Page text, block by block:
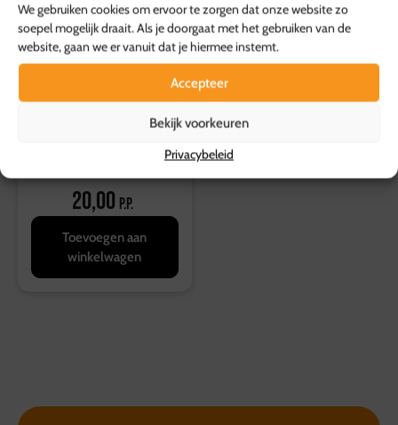
We gebruiken cookies om ervoor te zorgen dat onze website zo
soepel mogelijk draait. Als je doorgaat met het gebruiken van de
website, gaan we er vanuit dat je hiermee instemt.
Accepteer
Bekijk voorkeuren
Privacybeleid
Stamppot Buffet 2
20,00 p.p.
Toevoegen aan
winkelwagen